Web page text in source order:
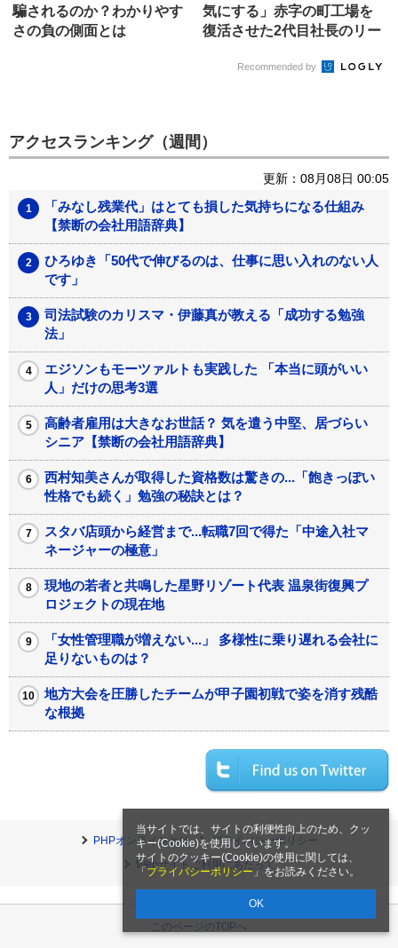
当サイトでは、サイトの利便性向上のため、クッ
キー(Cookie)を使用しています。
サイトのクッキー(Cookie)の使用に関しては、
「 プライバシーポリシー 」をお読みください。
OK
騙されるのか？わかりやす
さの負の側面とは
気にする」赤字の町工場を
復活させた2代目社長のリー
Recommended by
アクセスランキング（週間）
更新：08月08日 00:05
「みなし残業代」はとても損した気持ちになる仕組み
【禁断の会社用語辞典】
ひろゆき「50代で伸びるのは、仕事に思い入れのない人
です」
司法試験のカリスマ・伊藤真が教える「成功する勉強
法」
エジソンもモーツァルトも実践した 「本当に頭がいい
人」だけの思考3選
高齢者雇用は大きなお世話？ 気を遣う中堅、居づらい
シニア【禁断の会社用語辞典】
西村知美さんが取得した資格数は驚きの...「飽きっぽい
性格でも続く」勉強の秘訣とは？
スタバ店頭から経営まで...転職7回で得た「中途入社マ
ネージャーの極意」
現地の若者と共鳴した星野リゾート代表 温泉街復興プ
ロジェクトの現在地
「女性管理職が増えない...」 多様性に乗り遅れる会社に
足りないものは？
地方大会を圧勝したチームが甲子園初戦で姿を消す残酷
な根拠
PHPオンラインとは
プライバシーポリシー
Webサイトご利用にあたって
このページのTOPへ